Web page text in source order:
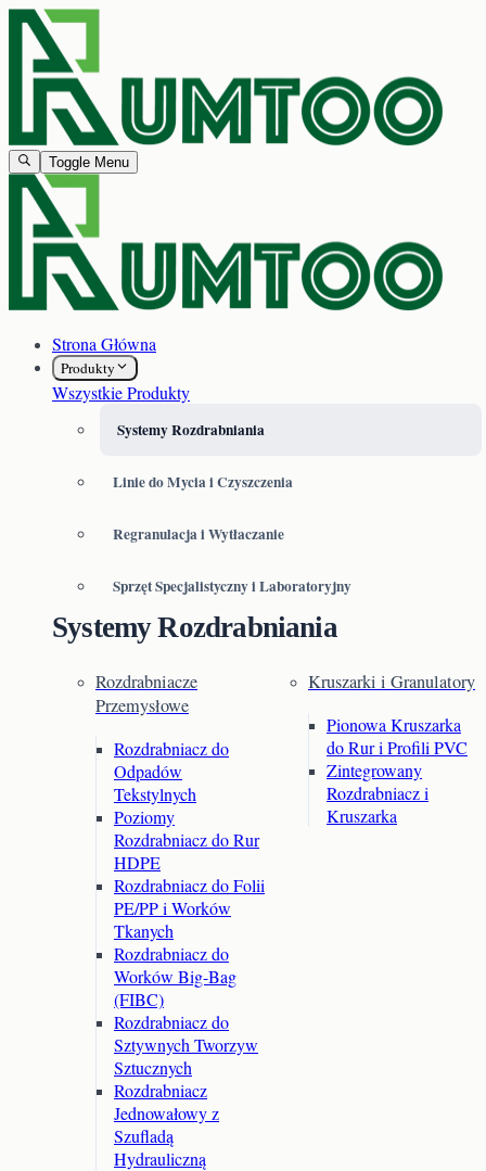
Toggle Menu
Strona Główna
Produkty
Wszystkie Produkty
Systemy Rozdrabniania
Linie do Mycia i Czyszczenia
Regranulacja i Wytłaczanie
Sprzęt Specjalistyczny i Laboratoryjny
Systemy Rozdrabniania
Rozdrabniacze
Przemysłowe
Rozdrabniacz do
Odpadów
Tekstylnych
Poziomy
Rozdrabniacz do Rur
HDPE
Rozdrabniacz do Folii
PE/PP i Worków
Tkanych
Rozdrabniacz do
Worków Big-Bag
(FIBC)
Rozdrabniacz do
Sztywnych Tworzyw
Sztucznych
Rozdrabniacz
Jednowałowy z
Szufladą
Hydrauliczną
Kruszarki i Granulatory
Pionowa Kruszarka
do Rur i Profili PVC
Zintegrowany
Rozdrabniacz i
Kruszarka